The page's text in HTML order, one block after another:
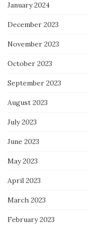
January 2024
December 2023
November 2023
October 2023
September 2023
August 2023
July 2023
June 2023
May 2023
April 2023
March 2023
February 2023